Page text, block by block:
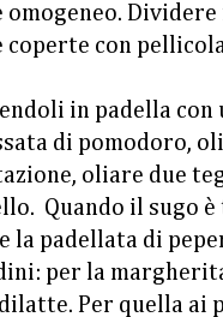
coperte con
in padella
di pomodoro,
oliare due
Quando il sugo
la padellata di
per la
Per quella ai